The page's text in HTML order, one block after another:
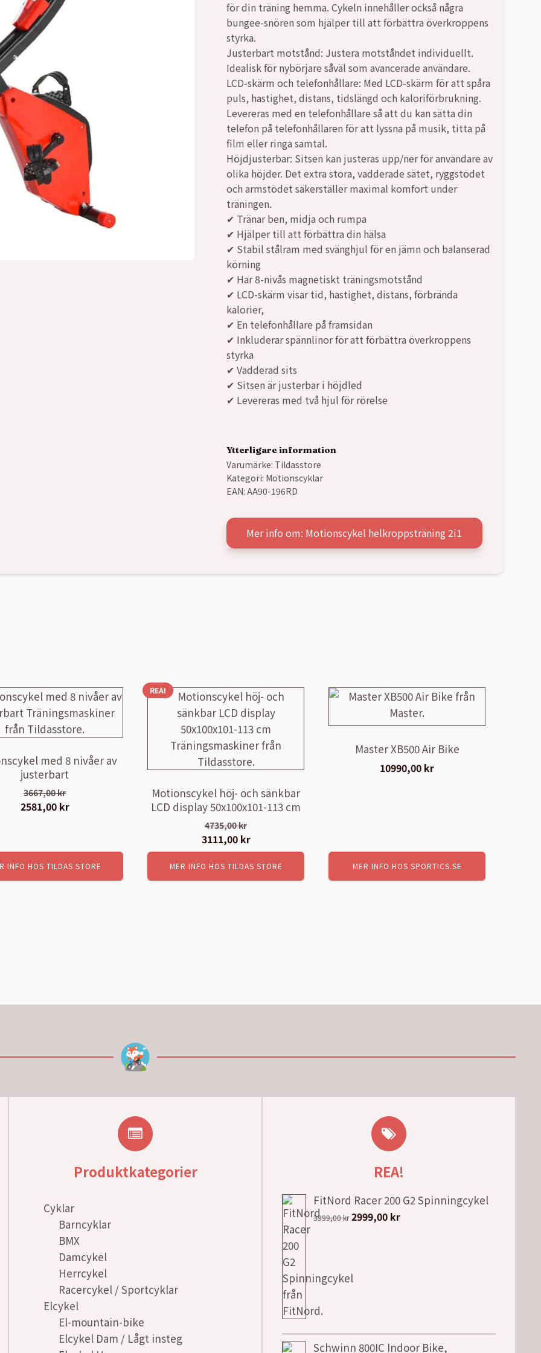
var:
4003,00 kr.
är:
2650,00 kr.
för din träning hemma. Cykeln innehåller också några
bungee-snören som hjälper till att förbättra överkroppens
styrka.
Justerbart motstånd: Justera motståndet individuellt.
Idealisk för nybörjare såväl som avancerade användare.
LCD-skärm och telefonhållare: Med LCD-skärm för att spåra
puls, hastighet, distans, tidslängd och kaloriförbrukning.
Levereras med en telefonhållare så att du kan sätta din
telefon på telefonhållaren för att lyssna på musik, titta på
film eller ringa samtal.
Höjdjusterbar: Sitsen kan justeras upp/ner för användare av
olika höjder. Det extra stora, vadderade sätet, ryggstödet
och armstödet säkerställer maximal komfort under
träningen.
✔ Tränar ben, midja och rumpa
✔ Hjälper till att förbättra din hälsa
✔ Stabil stålram med svänghjul för en jämn och balanserad
körning
✔ Har 8-nivås magnetiskt träningsmotstånd
✔ LCD-skärm visar tid, hastighet, distans, förbrända
kalorier,
✔ En telefonhållare på framsidan
✔ Inkluderar spännlinor för att förbättra överkroppens
styrka
✔ Vadderad sits
✔ Sitsen är justerbar i höjdled
✔ Levereras med två hjul för rörelse
Ytterligare information
Varumärke: Tildasstore
Kategori: Motionscyklar
EAN:AA90-196RD
Mer info om: Motionscykel helkroppsträning 2i1
med 8 nivåer av
justerbart
3667,00kr
Det
var:
3667,00 kr.
2581,00 krDet
är:
2581,00 kr.
INFO HOS TILDAS STORE
REA!
Motionscykel höj- och sänkbar
LCD display 50x100x101-113 cm
4735,00kr
Det
ursprungliga
priset
var:
3111,00 krDet
nuvarande
priset
är:
MER INFO HOS TILDAS STORE
Master XB500 Air Bike
10990,00 kr
MER INFO HOS SPORTICS.SE
Produktkategorier
Cyklar
Barncyklar
BMX
Damcykel
Herrcykel
Racercykel / Sportcyklar
Elcykel
El-mountain-bike
Elcykel Dam / Lågt insteg
REA!
FitNord Racer 200 G2 Spinningcykel
3999,00kr Det
3999,00 kr.
2999,00 kr
Schwinn 800IC Indoor Bike,